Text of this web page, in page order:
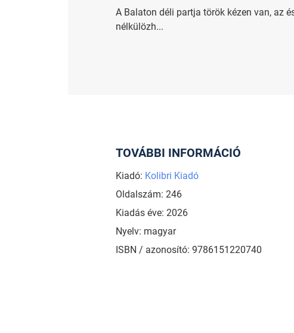
A Balaton déli partja török kézen van, az
nélkülözh...
TOVÁBBI INFORMÁCIÓ
Kiadó: Kolibri Kiadó
Oldalszám: 246
Kiadás éve: 2026
Nyelv: magyar
ISBN / azonosító: 9786151220740